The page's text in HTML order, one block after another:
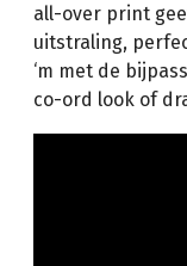
all-over print
uitstraling,
‘m met de
co-ord look of